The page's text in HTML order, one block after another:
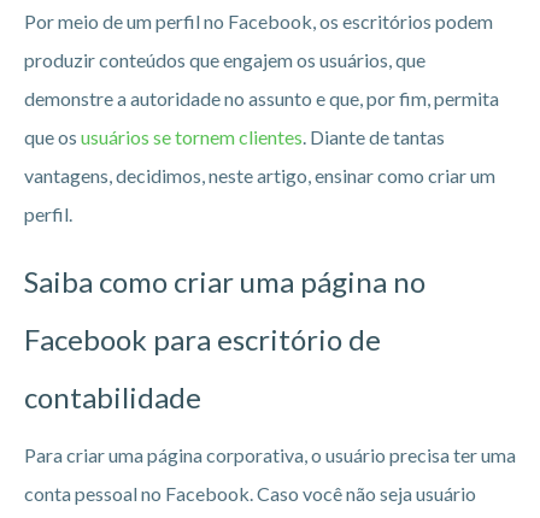
Por meio de um perfil no Facebook, os escritórios podem
produzir conteúdos que engajem os usuários, que
demonstre a autoridade no assunto e que, por fim, permita
que os usuários se tornem clientes. Diante de tantas
vantagens, decidimos, neste artigo, ensinar como criar um
perfil.
Saiba como criar uma página no
Facebook para escritório de
contabilidade
Para criar uma página corporativa, o usuário precisa ter uma
conta pessoal no Facebook. Caso você não seja usuário